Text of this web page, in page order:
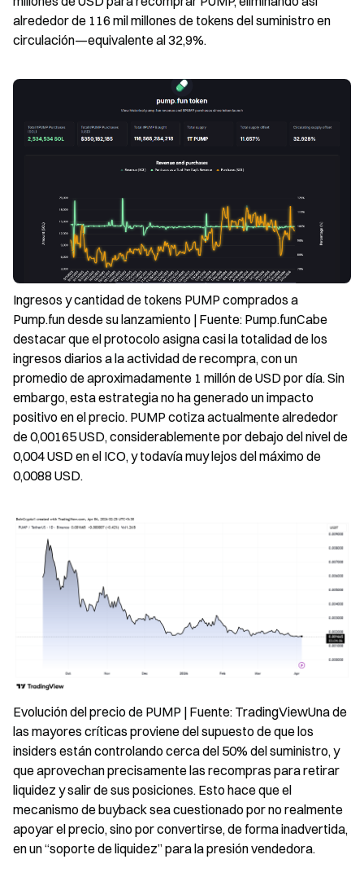
alrededor de 116 mil millones de tokens del suministro en
circulación—equivalente al 32,9%.
Ingresos y cantidad de tokens PUMP comprados a
Pump.fun desde su lanzamiento | Fuente: Pump.funCabe
destacar que el protocolo asigna casi la totalidad de los
ingresos diarios a la actividad de recompra, con un
promedio de aproximadamente 1 millón de USD por día. Sin
embargo, esta estrategia no ha generado un impacto
positivo en el precio. PUMP cotiza actualmente alrededor
de 0,00165 USD, considerablemente por debajo del nivel de
0,004 USD en el ICO, y todavía muy lejos del máximo de
0,0088 USD.
Evolución del precio de PUMP | Fuente: TradingViewUna de
las mayores críticas proviene del supuesto de que los
insiders están controlando cerca del 50% del suministro, y
que aprovechan precisamente las recompras para retirar
liquidez y salir de sus posiciones. Esto hace que el
mecanismo de buyback sea cuestionado por no realmente
apoyar el precio, sino por convertirse, de forma inadvertida,
en un “soporte de liquidez” para la presión vendedora.